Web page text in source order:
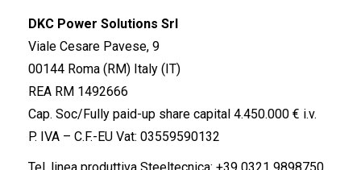
DKC Power Solutions Srl
Viale Cesare Pavese, 9
00144 Roma (RM) Italy (IT)
REA RM 1492666
Cap. Soc/Fully paid-up share capital 4.450.000 € i.v.
P. IVA – C.F.-EU Vat: 03559590132